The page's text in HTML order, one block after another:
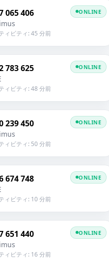
065 406
ィビティ: 45 分前
ONLINE
783 625
ィビティ: 48 分前
ONLINE
239 450
ィビティ: 50 分前
ONLINE
674 748
ィビティ: 10 分前
ONLINE
651 440
ィビティ: 16 分前
ONLINE